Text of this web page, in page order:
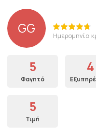
GG Ημερομηνία
5
Φαγητό
4
5
Τιμή